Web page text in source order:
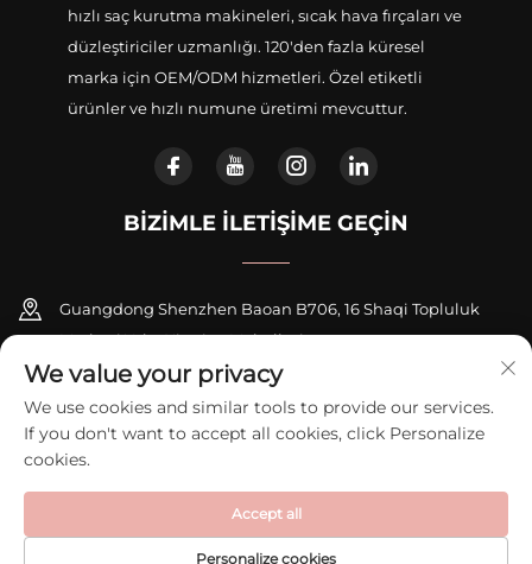
hızlı saç kurutma makineleri, sıcak hava fırçaları ve
düzleştiriciler uzmanlığı. 120'den fazla küresel
marka için OEM/ODM hizmetleri. Özel etiketli
ürünler ve hızlı numune üretimi mevcuttur.
BIZIMLE İLETIŞIME GEÇIN
Guangdong Shenzhen Baoan B706, 16 Shaqi Topluluk
Merkezi Yolu, Xinqiao Mahallesi
+86-18948311339
[email protected]
Telif Hakkı © 2026 Shenzhen Zexi Intelligent Electronics Co., Ltd.
Tüm hakları saklıdır. Gizlilik Politikası
We value your privacy
We use cookies and similar tools to provide our services.
If you don't want to accept all cookies, click Personalize
cookies.
Personalize cookies
Accept all